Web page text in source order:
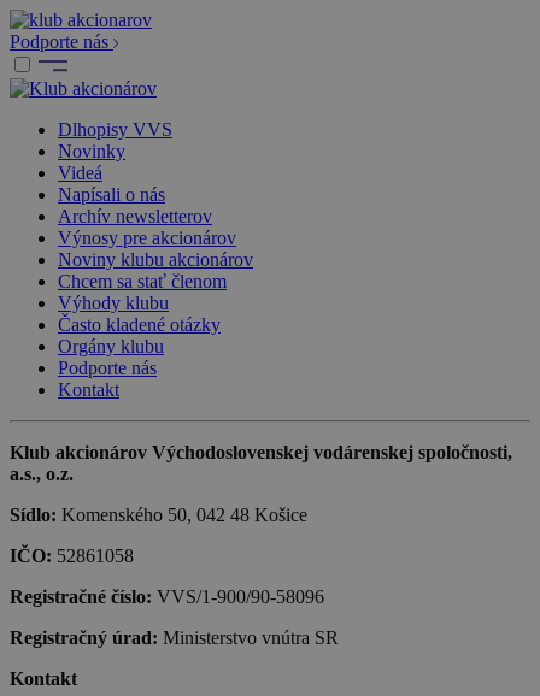
Podporte nás
Dlhopisy VVS
Novinky
Videá
Napísali o nás
Archív newsletterov
Výnosy pre akcionárov
Noviny klubu akcionárov
Chcem sa stať členom
Výhody klubu
Často kladené otázky
Orgány klubu
Podporte nás
Kontakt
Klub akcionárov Východoslovenskej vodárenskej spoločnosti,
a.s., o.z.
Sídlo: Komenského 50, 042 48 Košice
IČO: 52861058
Registračné číslo: VVS/1-900/90-58096
Registračný úrad: Ministerstvo vnútra SR
Kontakt